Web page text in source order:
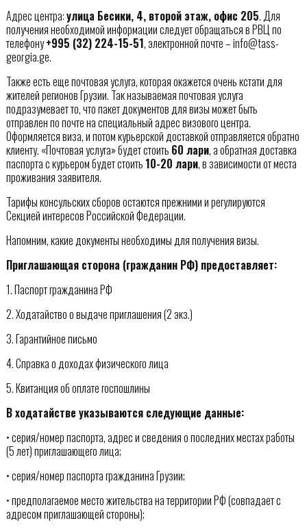
Адрес центра:улица Бесики, 4, второй этаж, офис 205. Для
получения необходимой информации следует обращаться в РВЦ по
телефону+995 (32) 224-15-51, электронной почте – info@tass-
georgia.ge.
Также есть еще почтовая услуга, которая окажется очень кстати для
жителей регионов Грузии. Так называемая почтовая услуга
подразумевает то, что пакет документов для визы может быть
отправлен по почте на специальный адрес визового центра.
Оформляется виза, и потом курьерской доставкой отправляется обратно
клиенту. «Почтовая услуга» будет стоить 60 лари, а обратная доставка
паспорта с курьером будет стоить 10-20 лари, в зависимости от места
проживания заявителя.
Тарифы консульских сборов остаются прежними и регулируются
Секцией интересов Российской Федерации.
Напомним, какие документы необходимы для получения визы.
Приглашающая сторона (гражданин РФ) предоставляет:
1. Паспорт гражданина РФ
2. Ходатайство о выдаче приглашения (2 экз.)
3. Гарантийное письмо
4. Справка о доходах физического лица
5. Квитанция об оплате госпошлины
В ходатайстве указываются следующие данные:
• серия/номер паспорта, адрес и сведения о последних местах работы
(5 лет) приглашающего лица;
• серия/номер паспорта гражданина Грузии;
• предполагаемое место жительства на территории РФ (совпадает с
адресом приглашающей стороны);